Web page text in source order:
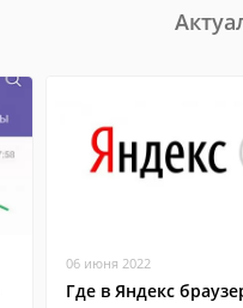
06 июня 2022
Где в Яндекс